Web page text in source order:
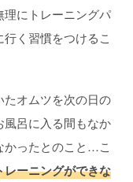
にトレーニングパ
く習慣をつけるこ
オムツを次の日の
呂に入る間もなか
かったとのこと…こ
ーニングができな